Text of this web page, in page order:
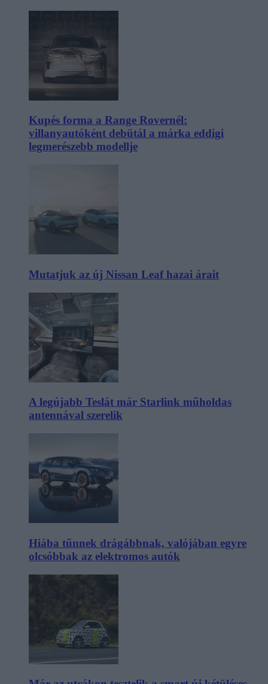
Kupés forma a Range Rovernél:
villanyautóként debütál a márka eddigi
legmerészebb modellje
Mutatjuk az új Nissan Leaf hazai árait
A legújabb Teslát már Starlink műholdas
antennával szerelik
Hiába tűnnek drágábbnak, valójában egyre
olcsóbbak az elektromos autók